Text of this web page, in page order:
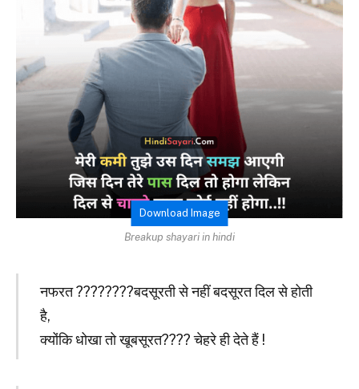
Download Image
Breakup shayari in hindi
नफरत ????‍????बदसूरती से नहीं बदसूरत दिल से होती
है,
क्योंकि धोखा तो खूबसूरत???? चेहरे ही देते हैं !